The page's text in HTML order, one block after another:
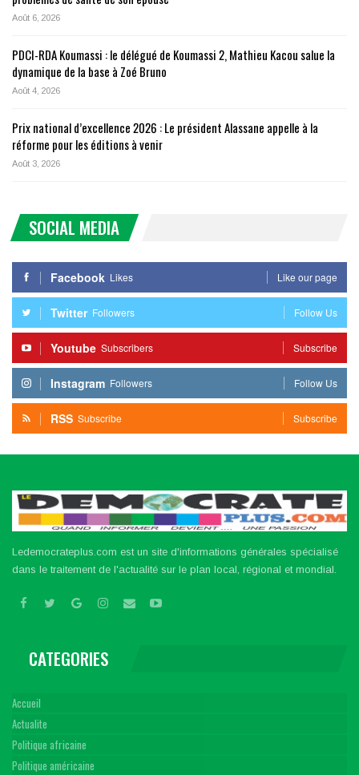
Août 6, 2026
PDCI-RDA Koumassi : le délégué de Koumassi 2, Mathieu Kacou salue la
dynamique de la base à Zoé Bruno
Août 4, 2026
Prix national d’excellence 2026 : Le président Alassane appelle à la
réforme pour les éditions à venir
Août 3, 2026
SOCIAL MEDIA
Facebook Likes Like our page
Twitter Followers Follow Us
Youtube Subscribers Subscribe
Instagram Followers Follow Us
RSS Subscribe Subscribe
Ledemocrateplus.com est un site d'informations générales spécialisé
dans le traitement de l'actualité sur le plan local, régional et mondial.
CATEGORIES
Accueil
Actualite
Politique africaine
Politique américaine